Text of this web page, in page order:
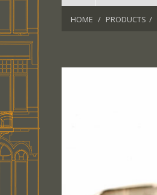
HOME PRODUCTS